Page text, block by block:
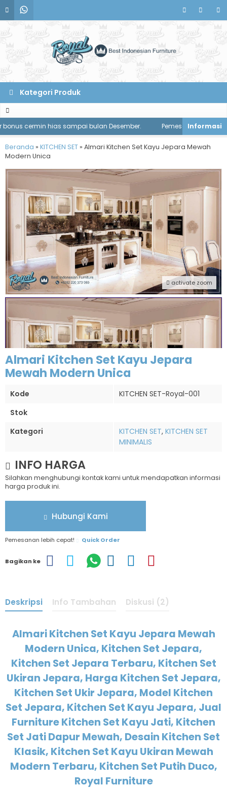
Kategori Produk
cermin hias sampai bulan Desember. Pemesanan meja
Beranda » KITCHEN SET » Almari Kitchen Set Kayu Jepara Mewah
Modern Unica
activate zoom
Almari Kitchen Set Kayu Jepara
Mewah Modern Unica
Kode
KITCHEN SET-Royal-001
Stok
Kategori
KITCHEN SET, KITCHEN SET
MINIMALIS
INFO HARGA
Silahkan menghubungi kontak kami untuk mendapatkan informasi
harga produk ini.
Hubungi Kami
Pemesanan lebih cepat! Quick Order
Bagikan ke
Deskripsi Info Tambahan Diskusi (2)
Almari Kitchen Set Kayu Jepara Mewah
Modern Unica, Kitchen Set Jepara,
Kitchen Set Jepara Terbaru, Kitchen Set
Ukiran Jepara, Harga Kitchen Set Jepara,
Kitchen Set Ukir Jepara, Model Kitchen
Set Jepara, Kitchen Set Kayu Jepara, Jual
Furniture Kitchen Set Kayu Jati, Kitchen
Set Jati Dapur Mewah, Desain Kitchen Set
Klasik, Kitchen Set Kayu Ukiran Mewah
Modern Terbaru, Kitchen Set Putih Duco,
Royal Furniture